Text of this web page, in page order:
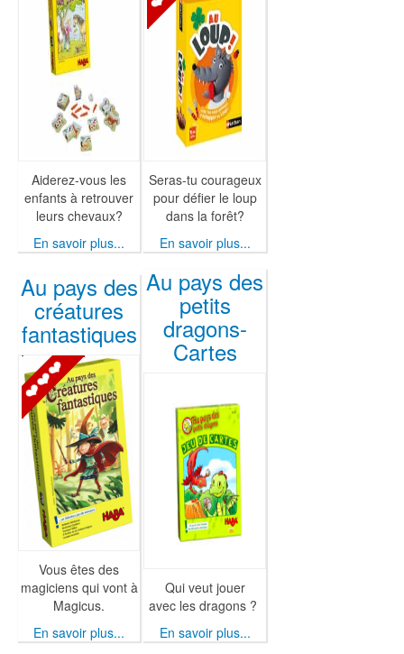
Aiderez-vous les
enfants à retrouver
leurs chevaux?
En savoir plus...
Seras-tu courageux
pour défier le loup
dans la forêt?
En savoir plus...
Au pays des
créatures
fantastiques
Vous êtes des
magiciens qui vont à
Magicus.
En savoir plus...
Au pays des
petits
dragons-
Cartes
Qui veut jouer
avec les dragons ?
En savoir plus...